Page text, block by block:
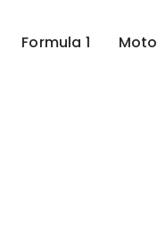
Formula 1 Moto